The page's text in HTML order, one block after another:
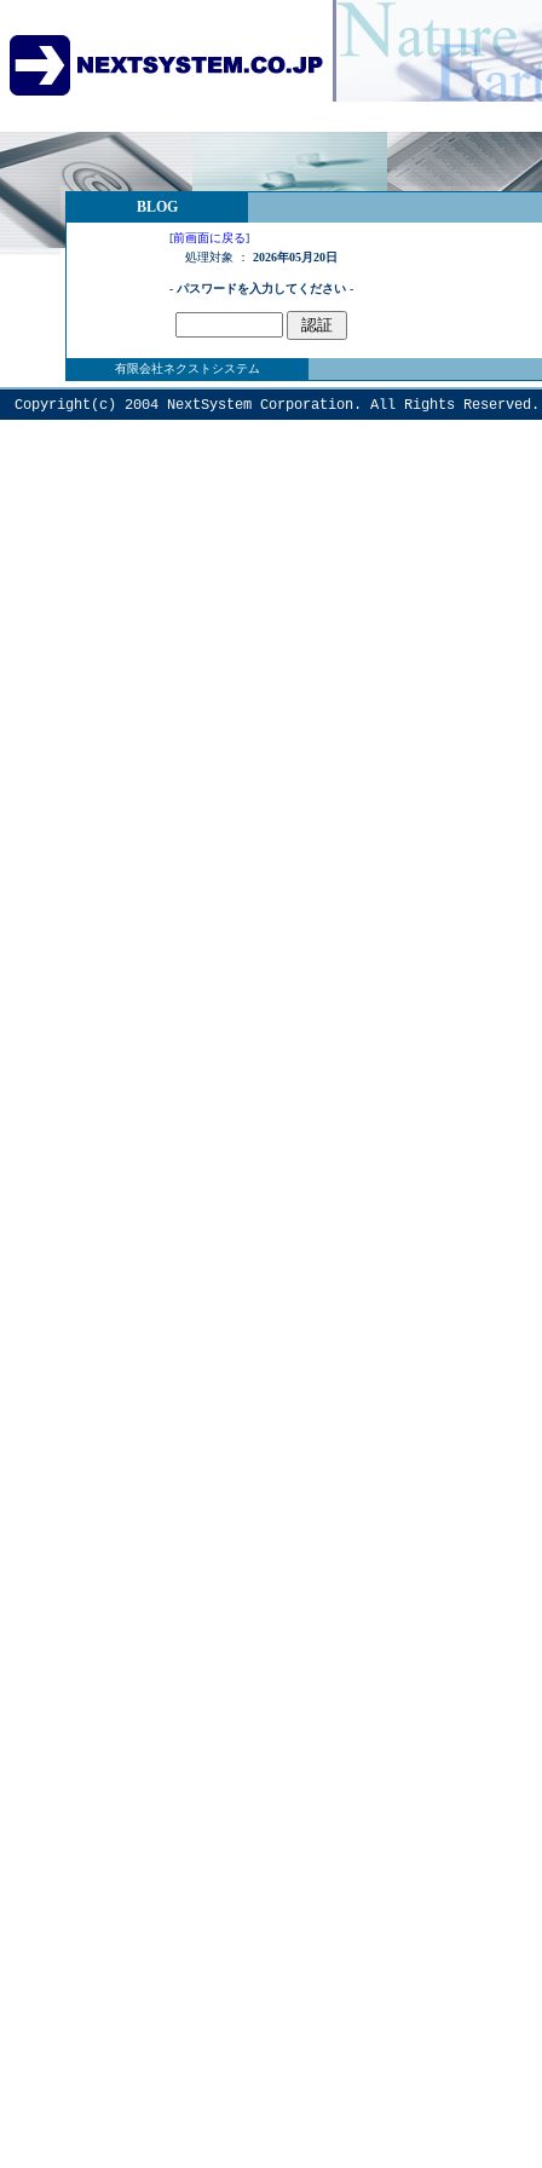
BLOG
[前画面に戻る]
処理対象 ： 2026年05月20日
- パスワードを入力してください -
有限会社ネクストシステム
Copyright(c) 2004 NextSystem Corporation. All Rights Reserved.